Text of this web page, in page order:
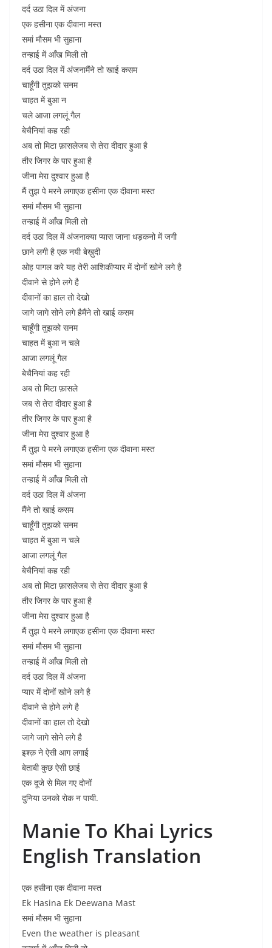
दर्द उठा दिल में अंजना
एक हसीना एक दीवाना मस्त
समां मौसम भी सुहाना
तन्हाई में आँख मिली तो
दर्द उठा दिल में अंजनामैंने तो खाई कसम
चाहूँगी तुझको सनम
चाहत में बुआ न
चले आजा लगलूं गैल
बेचैनियां कह रही
अब तो मिटा फ़ासलेजब से तेरा दीदार हुआ है
तीर जिगर के पार हुआ है
जीना मेरा दुश्वार हुआ है
मैं तुझ पे मरने लगाएक हसीना एक दीवाना मस्त
समां मौसम भी सुहाना
तन्हाई में आँख मिली तो
दर्द उठा दिल में अंजनाक्या प्यास जाना धड़कनो में जगी
छाने लगी है एक नयी बेख़ुदी
ओह पागल करे यह तेरी आशिकीप्यार में दोनों खोने लगे है
दीवाने से होने लगे है
दीवानों का हाल तो देखो
जागे जागे सोने लगे हैमैंने तो खाई कसम
चाहूँगी तुझको सनम
चाहत में बुआ न चले
आजा लगलूं गैल
बेचैनियां कह रही
अब तो मिटा फ़ासले
जब से तेरा दीदार हुआ है
तीर जिगर के पार हुआ है
जीना मेरा दुश्वार हुआ है
मैं तुझ पे मरने लगाएक हसीना एक दीवाना मस्त
समां मौसम भी सुहाना
तन्हाई में आँख मिली तो
दर्द उठा दिल में अंजना
मैंने तो खाई कसम
चाहूँगी तुझको सनम
चाहत में बुआ न चले
आजा लगलूं गैल
बेचैनियां कह रही
अब तो मिटा फ़ासलेजब से तेरा दीदार हुआ है
तीर जिगर के पार हुआ है
जीना मेरा दुश्वार हुआ है
मैं तुझ पे मरने लगाएक हसीना एक दीवाना मस्त
समां मौसम भी सुहाना
तन्हाई में आँख मिली तो
दर्द उठा दिल में अंजना
प्यार में दोनों खोने लगे है
दीवाने से होने लगे है
दीवानों का हाल तो देखो
जागे जागे सोने लगे है
इश्क़ ने ऐसी आग लगाई
बेताबी कुछ ऐसी छाई
एक दूजे से मिल गए दोनों
दुनिया उनको रोक न पायी.
Manie To Khai Lyrics
English Translation
एक हसीना एक दीवाना मस्त
Ek Hasina Ek Deewana Mast
समां मौसम भी सुहाना
Even the weather is pleasant